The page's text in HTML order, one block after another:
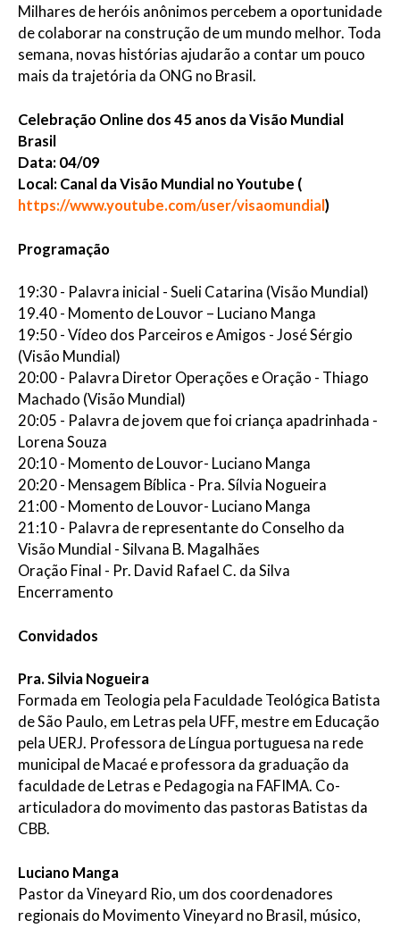
Milhares de heróis anônimos percebem a oportunidade
de colaborar na construção de um mundo melhor. Toda
semana, novas histórias ajudarão a contar um pouco
mais da trajetória da ONG no Brasil.
Celebração Online dos 45 anos da Visão Mundial
Brasil
Data: 04/09
Local: Canal da Visão Mundial no Youtube (
https://www.youtube.com/user/visaomundial)
Programação
19:30 - Palavra inicial - Sueli Catarina (Visão Mundial)
19.40 - Momento de Louvor – Luciano Manga
19:50 - Vídeo dos Parceiros e Amigos - José Sérgio
(Visão Mundial)
20:00 - Palavra Diretor Operações e Oração - Thiago
Machado (Visão Mundial)
20:05 - Palavra de jovem que foi criança apadrinhada -
Lorena Souza
20:10 - Momento de Louvor- Luciano Manga
20:20 - Mensagem Bíblica - Pra. Sílvia Nogueira
21:00 - Momento de Louvor- Luciano Manga
21:10 - Palavra de representante do Conselho da
Visão Mundial - Silvana B. Magalhães
Oração Final - Pr. David Rafael C. da Silva
Encerramento
Convidados
Pra. Silvia Nogueira
Formada em Teologia pela Faculdade Teológica Batista
de São Paulo, em Letras pela UFF, mestre em Educação
pela UERJ. Professora de Língua portuguesa na rede
municipal de Macaé e professora da graduação da
faculdade de Letras e Pedagogia na FAFIMA. Co-
articuladora do movimento das pastoras Batistas da
CBB.
Luciano Manga
Pastor da Vineyard Rio, um dos coordenadores
regionais do Movimento Vineyard no Brasil, músico,